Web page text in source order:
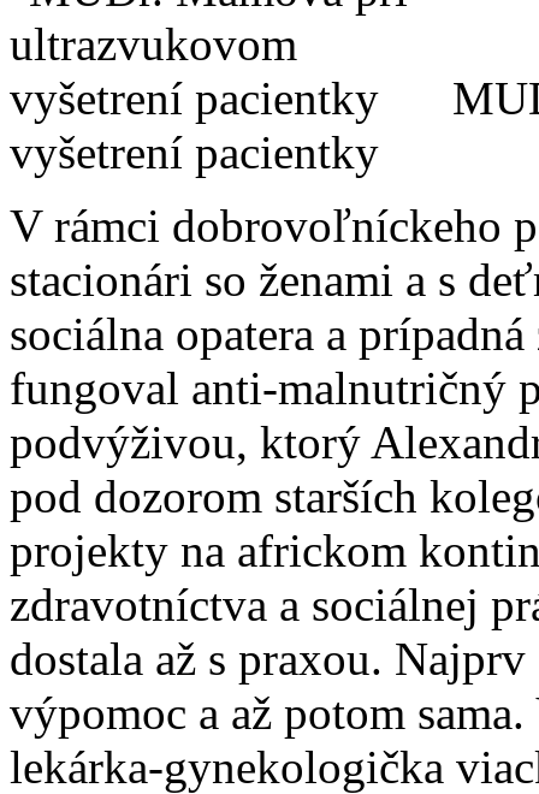
vyšetrení pacientky
V rámci dobrovoľníckeho
stacionári so ženami a s
sociálna opatera a
fungoval anti-malnutričný
podvýživou, ktorý
pod dozorom starších
projekty na africkom
zdravotníctva a sociálnej
dostala až s praxou.
výpomoc a až potom
lekárka-gynekologička